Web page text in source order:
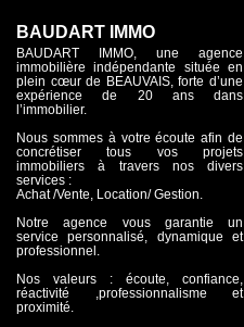
BAUDART IMMO
BAUDART IMMO, une agence
immobilière indépendante située en
plein cœur de BEAUVAIS, forte d’une
expérience de 20 ans dans
l’immobilier.
Nous sommes à votre écoute afin de
concrétiser tous vos projets
immobiliers à travers nos divers
services :
Achat /Vente, Location/ Gestion.
Notre agence vous garantie un
service personnalisé, dynamique et
professionnel.
Nos valeurs : écoute, confiance,
réactivité ,professionnalisme et
proximité.